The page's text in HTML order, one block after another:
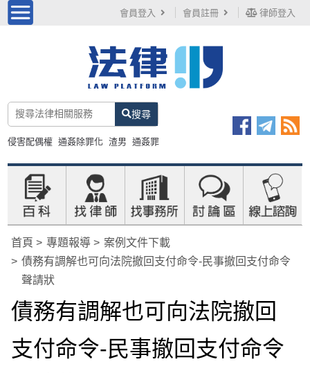
會員登入 會員註冊 律師登入
搜尋
侵害配偶權 通姦除罪化 渣男 通姦罪
首頁 專題報導
案例文件下載
債務有調解也可向法院撤回支付命令-民事撤回支付命令
聲請狀
債務有調解也可向法院撤回
支付命令-民事撤回支付命令